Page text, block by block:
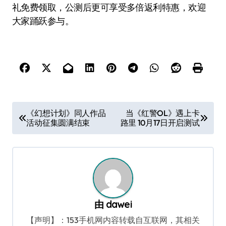
礼免费领取，公测后更可享受多倍返利特惠，欢迎
大家踊跃参与。
章
导
《幻想计划》同人作品
活动征集圆满结束
当《红警OL》遇上卡
路里 10月17日开启测试
由 dawei
【声明】：153手机网内容转载自互联网，其相关